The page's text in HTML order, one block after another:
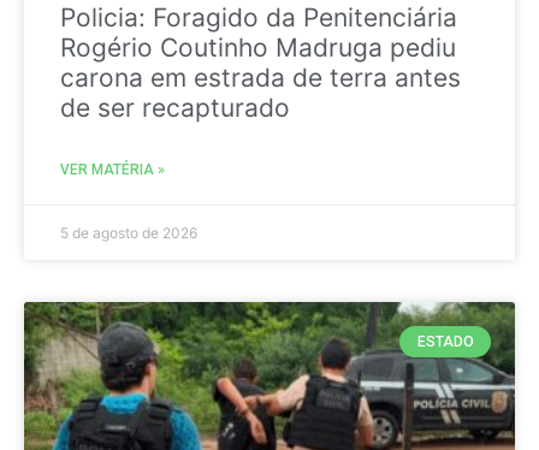
Policia: Foragido da Penitenciária
Rogério Coutinho Madruga pediu
carona em estrada de terra antes
de ser recapturado
VER MATÉRIA »
5 de agosto de 2026
ESTADO